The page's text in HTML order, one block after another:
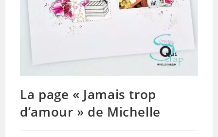
La page « Jamais trop
d’amour » de Michelle